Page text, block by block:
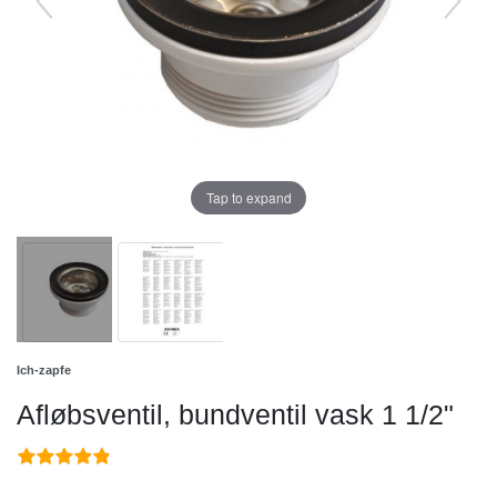
Tap to expand
Ich-zapfe
Afløbsventil, bundventil vask 1 1/2"